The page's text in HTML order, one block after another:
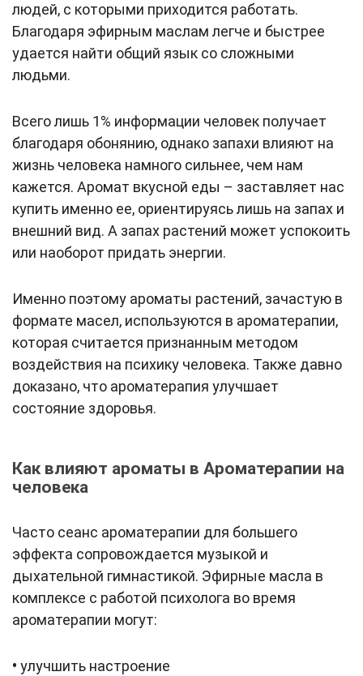
людей, с которыми приходится работать.
Благодаря эфирным маслам легче и быстрее
удается найти общий язык со сложными
людьми.
Всего лишь 1% информации человек получает
благодаря обонянию, однако запахи влияют на
жизнь человека намного сильнее, чем нам
кажется. Аромат вкусной еды – заставляет нас
купить именно ее, ориентируясь лишь на запах и
внешний вид. А запах растений может успокоить
или наоборот придать энергии.
Именно поэтому ароматы растений, зачастую в
формате масел, используются в ароматерапии,
которая считается признанным методом
воздействия на психику человека. Также давно
доказано, что ароматерапия улучшает
состояние здоровья.
Как влияют ароматы в Ароматерапии на
человека
Часто сеанс ароматерапии для большего
эффекта сопровождается музыкой и
дыхательной гимнастикой. Эфирные масла в
комплексе с работой психолога во время
ароматерапии могут:
• улучшить настроение